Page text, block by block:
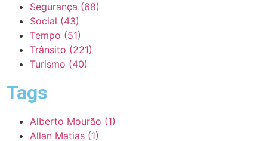
Segurança (68)
Social (43)
Tempo (51)
Trânsito (221)
Turismo (40)
Tags
Alberto Mourão (1)
Allan Matias (1)